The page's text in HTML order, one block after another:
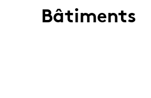
Bâtiments